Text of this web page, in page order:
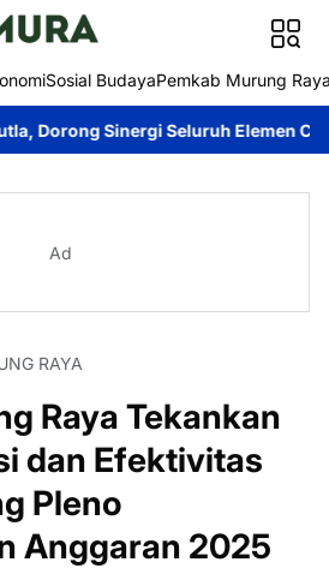
Sosial BudayaPemkab Murung
Seluruh Elemen Cegah Bencana
Ad
RAYA
Raya Tekankan
dan Efektivitas
Pleno
Anggaran 2025